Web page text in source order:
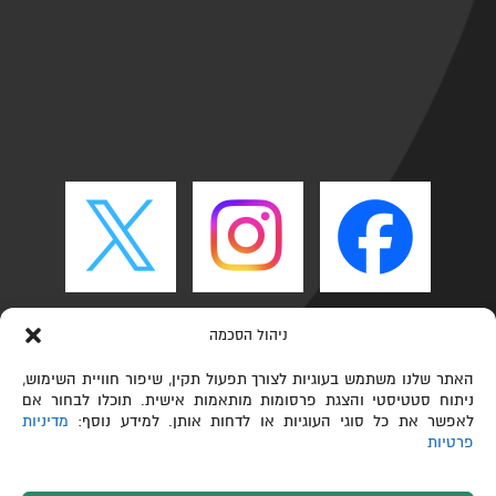
ניהול הסכמה
האתר שלנו משתמש בעוגיות לצורך תפעול תקין, שיפור חוויית השימוש,
ניתוח סטטיסטי והצגת פרסומות מותאמות אישית. תוכלו לבחור אם
לאפשר את כל סוגי העוגיות או לדחות אותן. למידע נוסף: מדיניות
פרטיות